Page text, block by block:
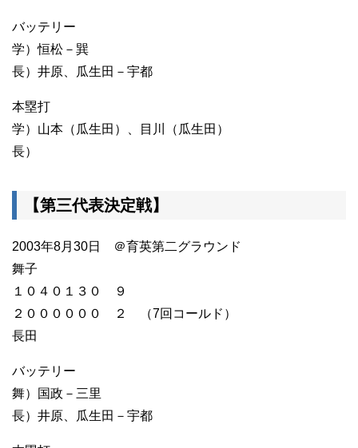
バッテリー
学）恒松－巽
長）井原、瓜生田－宇都
本塁打
学）山本（瓜生田）、目川（瓜生田）
長）
【第三代表決定戦】
2003年8月30日 ＠育英第二グラウンド
舞子
１０４０１３０ ９
２００００００ ２ （7回コールド）
長田
バッテリー
舞）国政－三里
長）井原、瓜生田－宇都